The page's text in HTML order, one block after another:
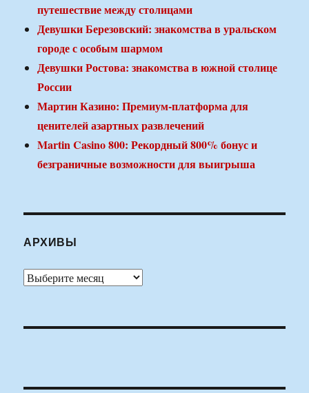
путешествие между столицами
Девушки Березовский: знакомства в уральском
городе с особым шармом
Девушки Ростова: знакомства в южной столице
России
Мартин Казино: Премиум-платформа для
ценителей азартных развлечений
Martin Casino 800: Рекордный 800% бонус и
безграничные возможности для выигрыша
АРХИВЫ
Архивы